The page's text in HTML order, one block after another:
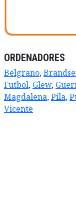
ORDENADORES
Belgrano,
Futbol, Glew,
Magdalena,Pila,
Vicente